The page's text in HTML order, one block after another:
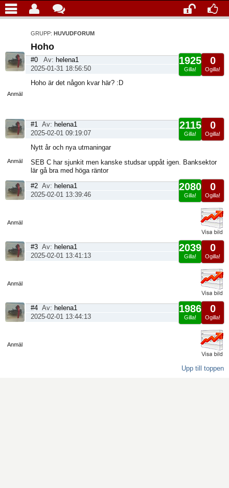
GRUPP: HUVUDFORUM
Anmäl
Hoho
0
Ogilla!
1925
Gilla!
#0 Av: helena1
2025-01-31 18:56:50
Hoho är det någon kvar här? :D
Anmäl
0
Ogilla!
2115
Gilla!
#1 Av: helena1
2025-02-01 09:19:07
Nytt år och nya utmaningar
SEB C har sjunkit men kanske studsar uppåt igen. Banksektor
lär gå bra med höga räntor
Anmäl
0
Ogilla!
2080
Gilla!
#2 Av: helena1
2025-02-01 13:39:46
Anmäl
0
Ogilla!
2039
Gilla!
#3 Av: helena1
2025-02-01 13:41:13
Anmäl
0
Ogilla!
1986
Gilla!
#4 Av: helena1
2025-02-01 13:44:13
Upp till toppen